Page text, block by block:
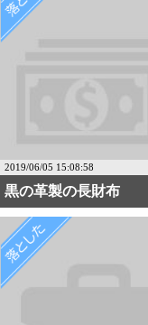
2019/06/05 15:08:58
黒の革製の長財布